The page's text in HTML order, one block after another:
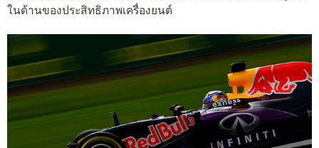
ในด้านของประสิทธิภาพเครื่องยนต์